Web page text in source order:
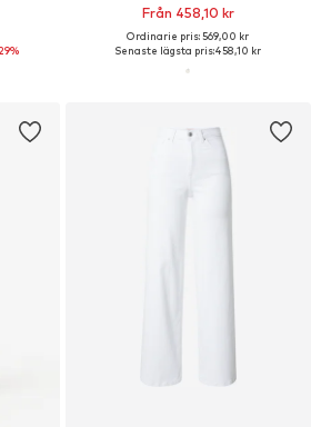
Från 458,10 kr
Ordinarie pris: 569,00 kr
Senaste lägsta pris:458,10 kr